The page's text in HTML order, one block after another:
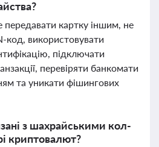
передавати картку іншим, не
код, використовувати
підключати
перевіряти банкомати
та уникати фішингових
з шахрайськими кол-
криптовалют?